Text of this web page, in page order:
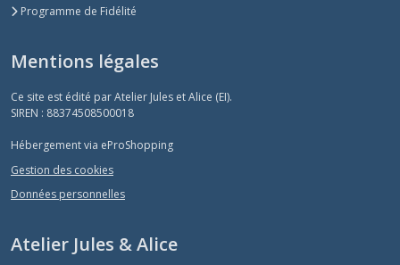
Programme de Fidélité
Mentions légales
Ce site est édité par Atelier Jules et Alice (EI).
SIREN : 88374508500018
Hébergement via eProShopping
Gestion des cookies
Données personnelles
Atelier Jules & Alice